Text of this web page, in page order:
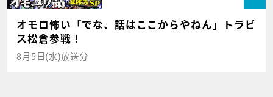
オモロ怖い「でな、話はここからやねん」トラビ
ス松倉参戦！
8月5日(水)放送分